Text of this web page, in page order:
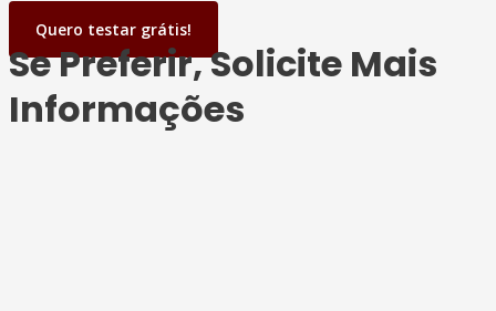
Quero testar grátis!
Se Preferir, Solicite Mais
Informações